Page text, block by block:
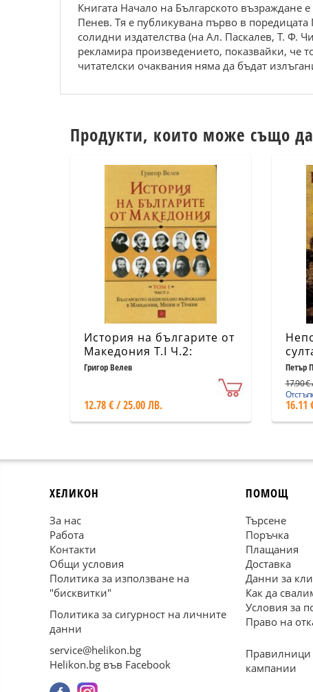
Книгата Начало на Българското възраждане
Пенев. Тя е публикувана първо в
солидни издателства (на Ал. Паскалев, Т. Ф.
рекламира произведението, показвайки, че
читателски очаквания няма да бъдат
Продукти, които може също да
История на българите от
Македония Т.I Ч.2:
Българското национално
Тракия
Григор Велев
12.78 € / 25.00 ЛВ.
Петър
17.90 €
16.11
ХЕЛИКОН
За нас
Работа
Контакти
Общи условия
Политика за използване на
"бисквитки"
Политика за сигурност на личните
данни
service@helikon.bg
Helikon.bg във Facebook
ПОМОЩ
Търсене
Поръчка
Плащания
Доставка
Данни за
Как да
Условия за
Право на
Правилници
кампании